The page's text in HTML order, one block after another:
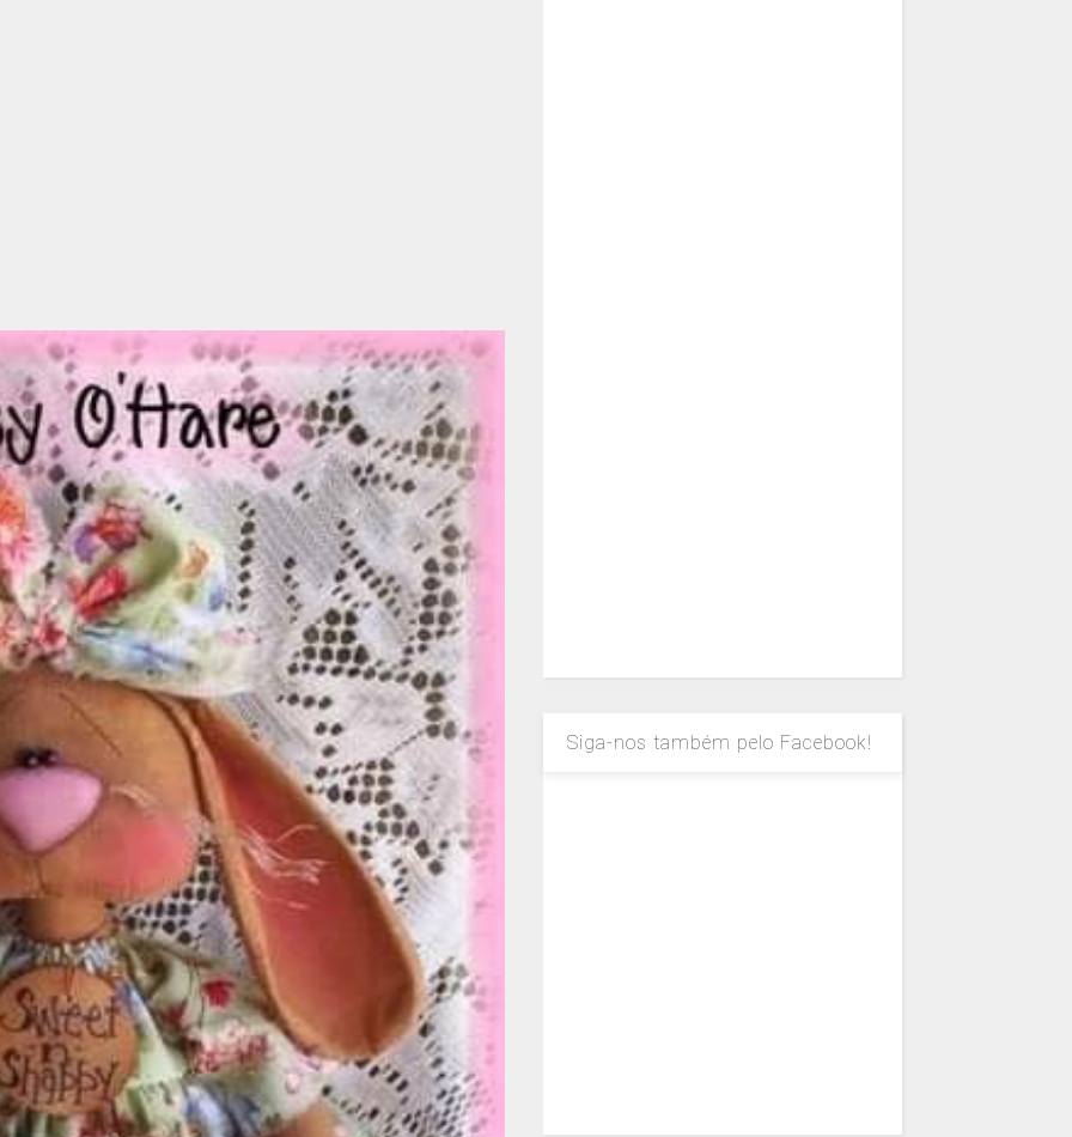
Siga-nos também pelo Facebook!